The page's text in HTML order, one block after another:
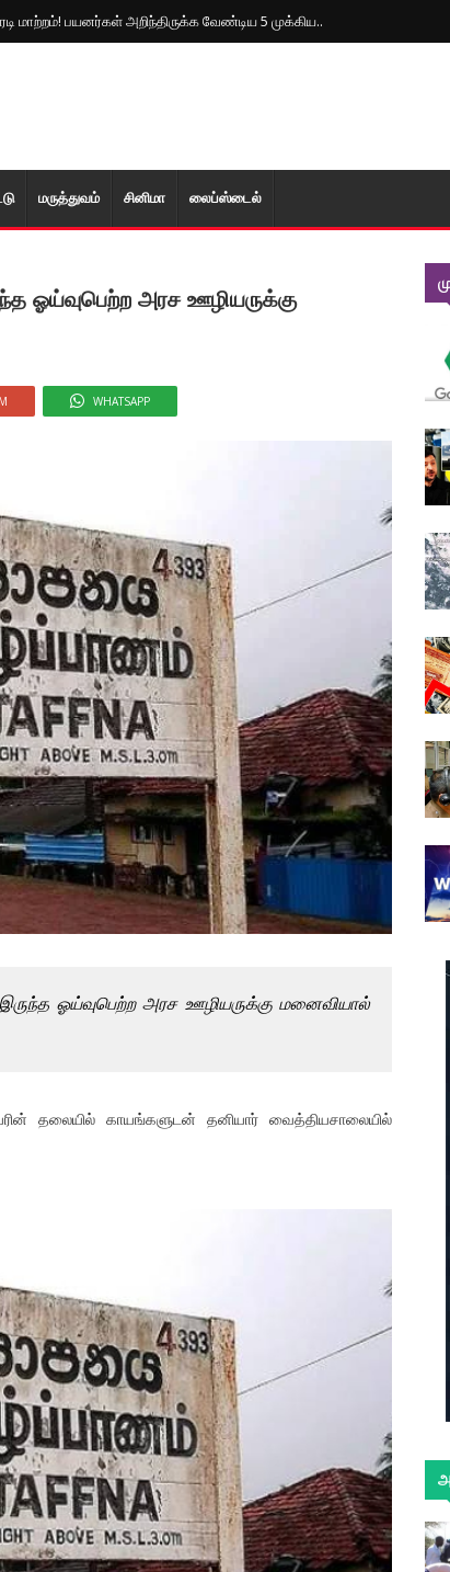
இரு பக்கமும் தீரமடையும் தாக்குதல்கள்
மரு‌த்துவ‌ம் சினிமா லைப்ஸ்டைல்
ஓய்வுபெற்ற அரச ஊழியருக்கு
WHATSAPP
ஓய்வுபெற்ற அரச ஊழியருக்கு மனைவியால்
தலையில் காயங்களுடன் தனியார் வைத்தியசாலையில்